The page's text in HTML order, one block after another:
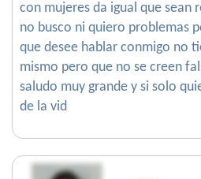
con mujeres da igual que sean
no busco ni quiero problemas
que desee hablar conmigo no
mismo pero que no se creen
saludo muy grande y si solo
de la vid